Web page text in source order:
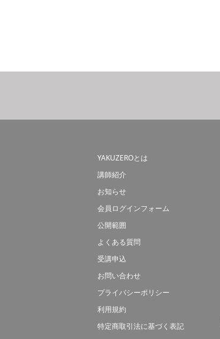
YAKUZEROとは
講師紹介
お知らせ
会員ログインフォーム
公開範囲
よくある質問
受講申込
お問い合わせ
プライバシーポリシー
利用規約
特定商取引法に基づく表記